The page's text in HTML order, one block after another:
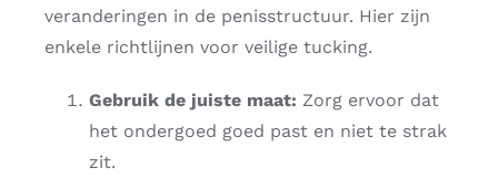
veranderingen in de penisstructuur. Hier zijn
enkele richtlijnen voor veilige tucking.
Gebruik de juiste maat: Zorg ervoor dat
het ondergoed goed past en niet te strak
zit.